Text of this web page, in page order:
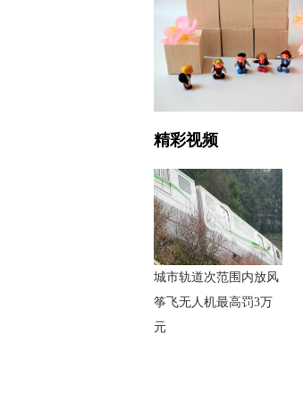
精彩视频
城市轨道次范围内放风
筝飞无人机最高罚3万
元